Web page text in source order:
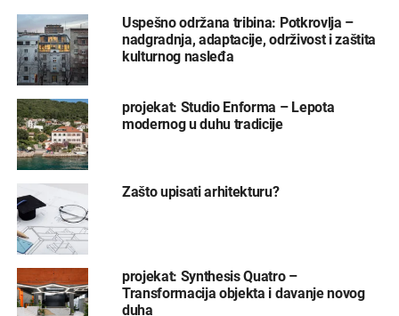
Uspešno održana tribina: Potkrovlja –
nadgradnja, adaptacije, održivost i zaštita
kulturnog nasleđa
projekat: Studio Enforma – Lepota
modernog u duhu tradicije
Zašto upisati arhitekturu?
projekat: Synthesis Quatro –
Transformacija objekta i davanje novog
duha